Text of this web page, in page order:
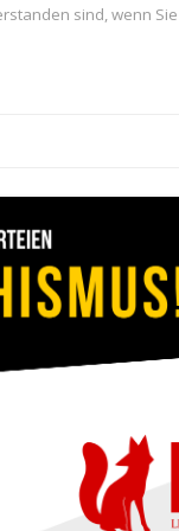
sind, wenn